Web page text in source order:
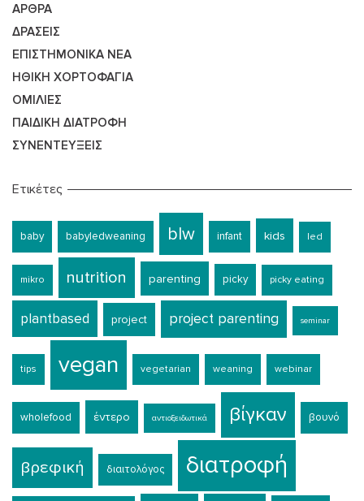
ΆΡΘΡΑ
ΔΡΆΣΕΙΣ
ΕΠΙΣΤΗΜΟΝΙΚΆ ΝΈΑ
ΗΘΙΚΉ ΧΟΡΤΟΦΑΓΊΑ
ΟΜΙΛΊΕΣ
ΠΑΙΔΙΚΉ ΔΙΑΤΡΟΦΉ
ΣΥΝΕΝΤΕΎΞΕΙΣ
Ετικέτες
baby babyledweaning blw infant kids led
mikro nutrition parenting picky picky eating
plantbased project project parenting seminar
tips vegan vegetarian weaning webinar
wholefood έντερο αντιοξειδωτικά βίγκαν βουνό
βρεφική διαιτολόγος διατροφή